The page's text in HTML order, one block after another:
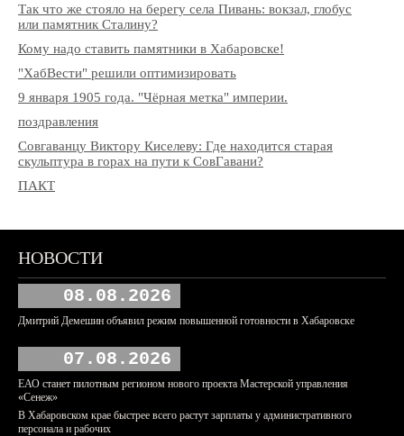
Так что же стояло на берегу села Пивань: вокзал, глобус
или памятник Сталину?
Кому надо ставить памятники в Хабаровске!
"ХабВести" решили оптимизировать
9 января 1905 года. "Чёрная метка" империи.
поздравления
Совгаванцу Виктору Киселеву: Где находится старая
скульптура в горах на пути к СовГавани?
ПАКТ
НОВОСТИ
08.08.2026
Дмитрий Демешин объявил режим повышенной готовности в Хабаровске
07.08.2026
ЕАО станет пилотным регионом нового проекта Мастерской управления
«Сенеж»
В Хабаровском крае быстрее всего растут зарплаты у административного
персонала и рабочих